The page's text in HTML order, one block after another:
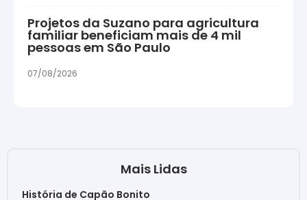
Projetos da Suzano para agricultura
familiar beneficiam mais de 4 mil
pessoas em São Paulo
07/08/2026
Mais Lidas
História de Capão Bonito